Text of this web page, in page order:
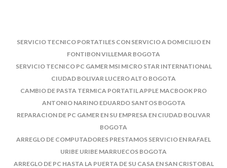
SERVICIO TECNICO PORTATILES CON SERVICIO A DOMICILIO EN
FONTIBON VILLEMAR BOGOTA
SERVICIO TECNICO PC GAMER MSI MICRO STAR INTERNATIONAL
CIUDAD BOLIVAR LUCERO ALTO BOGOTA
CAMBIO DE PASTA TERMICA PORTATIL APPLE MACBOOK PRO
ANTONIO NARINO EDUARDO SANTOS BOGOTA
REPARACION DE PC GAMER EN SU EMPRESA EN CIUDAD BOLIVAR
BOGOTA
ARREGLO DE COMPUTADORES PRESTAMOS SERVICIO EN RAFAEL
URIBE URIBE MARRUECOS BOGOTA
ARREGLO DE PC HASTA LA PUERTA DE SU CASA EN SAN CRISTOBAL